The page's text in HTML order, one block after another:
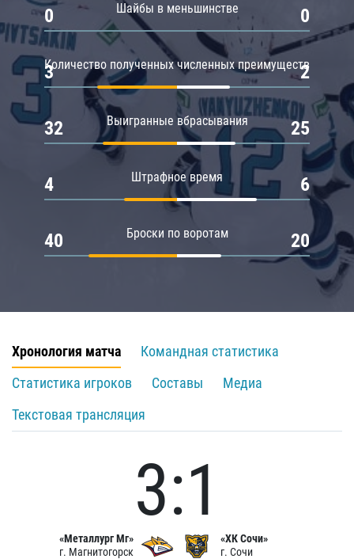
Шайбы в меньшинстве
0 0
Количество полученных численных преимуществ
3 2
Выигранные вбрасывания
32 25
Штрафное время
4 6
Броски по воротам
40 20
Хронология матча
Командная статистика
Статистика игроков
Составы
Медиа
Текстовая трансляция
«Металлург Мг»
г. Магнитогорск
3:1
«ХК Сочи»
г. Сочи